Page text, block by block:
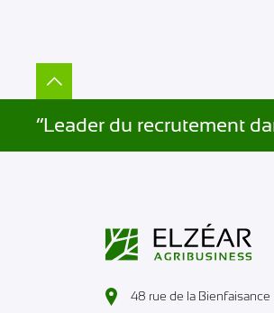
”Leader du recrutement
48 rue de la Bienfaisance